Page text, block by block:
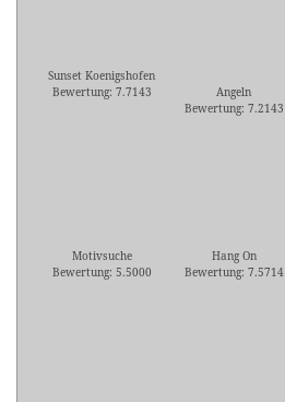
Sunset Koenigshofen
Bewertung: 7.7143
Angeln
Bewertung: 7.2143
Motivsuche
Bewertung: 5.5000
Hang On
Bewertung: 7.5714